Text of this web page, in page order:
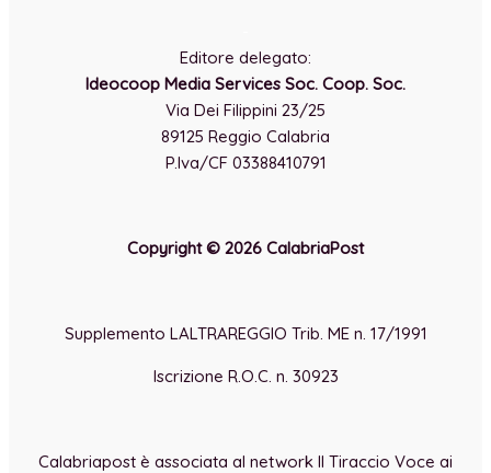
Editore delegato:
Ideocoop Media Services Soc. Coop. Soc.
Via Dei Filippini 23/25
89125 Reggio Calabria
P.Iva/CF 03388410791
Copyright © 2026 CalabriaPost
Supplemento LALTRAREGGIO Trib. ME n. 17/1991
Iscrizione R.O.C. n. 30923
Calabriapost è associata al network Il Tiraccio Voce ai